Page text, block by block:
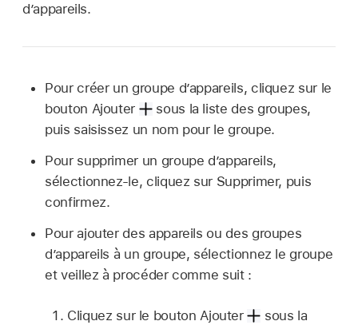
d’appareils.
Pour créer un groupe d’appareils, cliquez sur le
bouton Ajouter
sous la liste des groupes,
puis saisissez un nom pour le groupe.
Pour supprimer un groupe d’appareils,
sélectionnez-le, cliquez sur Supprimer, puis
confirmez.
Pour ajouter des appareils ou des groupes
d’appareils à un groupe, sélectionnez le groupe
et veillez à procéder comme suit :
Cliquez sur le bouton Ajouter
sous la